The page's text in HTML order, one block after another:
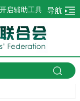
导航
开启辅助工具